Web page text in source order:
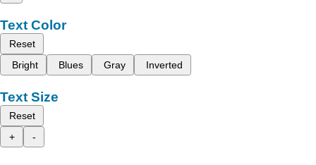
Text Color
Reset
Bright
Blues Gray Inverted
Text Size
Reset
+
-